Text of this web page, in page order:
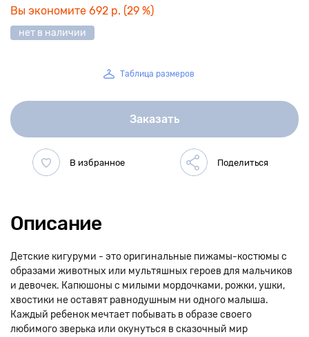
Вы экономите 692 р. (29 %)
нет в наличии
Таблица размеров
Заказать
Описание
Детские кигуруми - это оригинальные пижамы-костюмы с
образами животных или мультяшных героев для мальчиков
и девочек. Капюшоны с милыми мордочками, рожки, ушки,
хвостики не оставят равнодушным ни одного малыша.
Каждый ребенок мечтает побывать в образе своего
любимого зверька или окунуться в сказочный мир